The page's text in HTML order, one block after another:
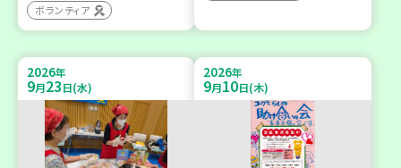
ボランティア
2026年
9月23日(水)
2026年
9月10日(木)